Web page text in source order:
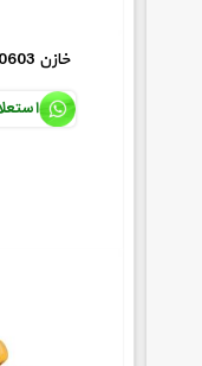
100nF SMD 0603 خازن